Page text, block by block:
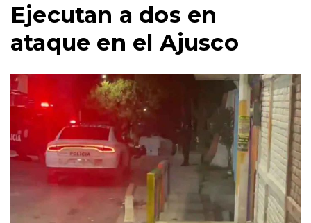
Ejecutan a dos en
ataque en el Ajusco